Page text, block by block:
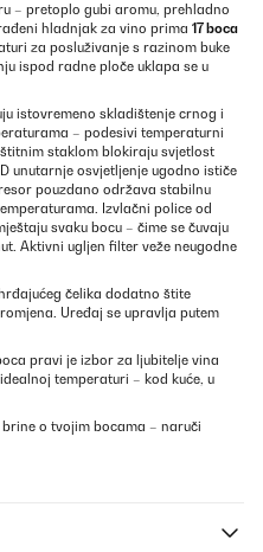
– pretoplo gubi aromu, prehladno
hladnjak za vino prima 17 boca
za posluživanje s razinom buke
ispod radne ploče uklapa se u
istovremeno skladištenje crnog i
– podesivi temperaturni
staklom blokiraju svjetlost
unutarnje osvjetljenje ugodno ističe
pouzdano održava stabilnu
Izvlačni police od
svaku bocu – čime se čuvaju
Aktivni ugljen filter veže neugodne
čelika dodatno štite
Uređaj se upravlja putem
pravi je izbor za ljubitelje vina
temperaturi – kod kuće, u
o tvojim bocama – naruči